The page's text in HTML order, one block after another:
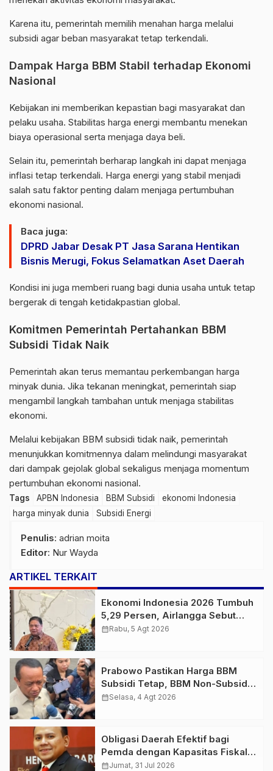
Karena itu, pemerintah memilih menahan harga melalui
subsidi agar beban masyarakat tetap terkendali.
Dampak Harga BBM Stabil terhadap Ekonomi
Nasional
Kebijakan ini memberikan kepastian bagi masyarakat dan
pelaku usaha. Stabilitas harga energi membantu menekan
biaya operasional serta menjaga daya beli.
Selain itu, pemerintah berharap langkah ini dapat menjaga
inflasi tetap terkendali. Harga energi yang stabil menjadi
salah satu faktor penting dalam menjaga pertumbuhan
ekonomi nasional.
Baca juga:
DPRD Jabar Desak PT Jasa Sarana Hentikan
Bisnis Merugi, Fokus Selamatkan Aset Daerah
Kondisi ini juga memberi ruang bagi dunia usaha untuk tetap
bergerak di tengah ketidakpastian global.
Komitmen Pemerintah Pertahankan BBM
Subsidi Tidak Naik
Pemerintah akan terus memantau perkembangan harga
minyak dunia. Jika tekanan meningkat, pemerintah siap
mengambil langkah tambahan untuk menjaga stabilitas
ekonomi.
Melalui kebijakan BBM subsidi tidak naik, pemerintah
menunjukkan komitmennya dalam melindungi masyarakat
dari dampak gejolak global sekaligus menjaga momentum
pertumbuhan ekonomi nasional.
Tags APBN Indonesia BBM Subsidi
ekonomi Indonesia
harga minyak dunia
Subsidi Energi
Penulis: adrian moita
Editor: Nur Wayda
ARTIKEL TERKAIT
Ekonomi Indonesia 2026 Tumbuh
5,29 Persen, Airlangga Sebut
Kinerjanya Lampaui Rata-Rata
calendar_monthRabu, 5 Agt 2026
Prabowo Pastikan Harga BBM
Subsidi Tetap, BBM Non-Subsidi
Berpeluang Turun
calendar_monthSelasa, 4 Agt 2026
Obligasi Daerah Efektif bagi
Pemda dengan Kapasitas Fiskal
Kuat, Kata Ekonom
calendar_monthJumat, 31 Jul 2026